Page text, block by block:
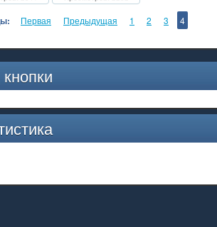
Первая Предыдущая 1 2 3 4